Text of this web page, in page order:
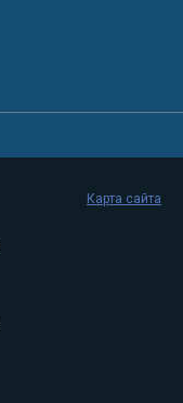
Карта сайта